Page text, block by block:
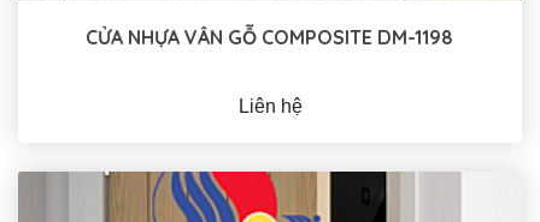
CỬA NHỰA VÂN GỖ COMPOSITE DM-1198
Liên hệ